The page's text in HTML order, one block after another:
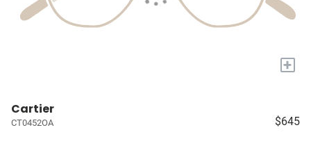
+
Cartier
CT0452OA $645